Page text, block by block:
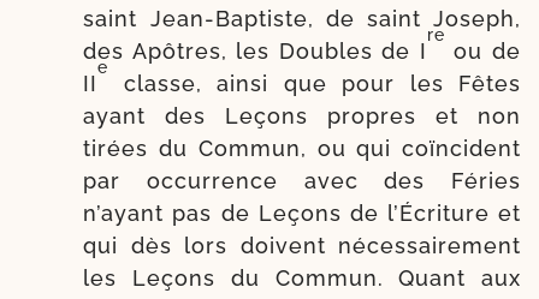
saint Jean-​Baptiste, de saint Joseph,
des Apôtres, les Doubles de I
re
ou de
II
e
classe, ain­si que pour les Fêtes
ayant des Leçons propres et non
tirées du Commun, ou qui coïn­cident
par occur­rence avec des Féries
n’ayant pas de Leçons de l’Écriture et
qui dès lors doivent néces­sai­re­ment
les Leçons du Commun. Quant aux